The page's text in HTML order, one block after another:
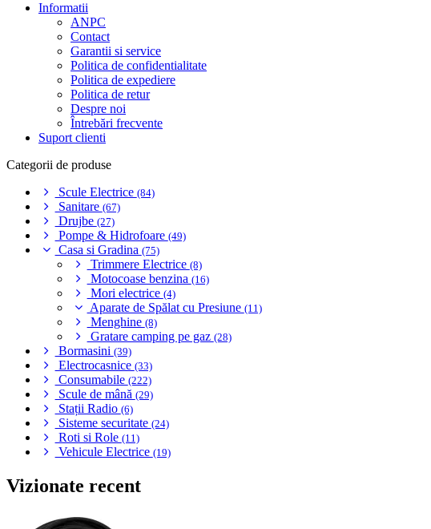
Informatii
ANPC
Contact
Garantii si service
Politica de confidentialitate
Politica de expediere
Politica de retur
Despre noi
Întrebări frecvente
Suport clienti
Categorii de produse
Scule Electrice (84)
Sanitare (67)
Drujbe (27)
Pompe & Hidrofoare (49)
Casa si Gradina (75)
Trimmere Electrice (8)
Motocoase benzina (16)
Mori electrice (4)
Aparate de Spălat cu Presiune (11)
Menghine (8)
Gratare camping pe gaz (28)
Bormasini (39)
Electrocasnice (33)
Consumabile (222)
Scule de mână (29)
Stații Radio (6)
Sisteme securitate (24)
Roti si Role (11)
Vehicule Electrice (19)
Vizionate recent